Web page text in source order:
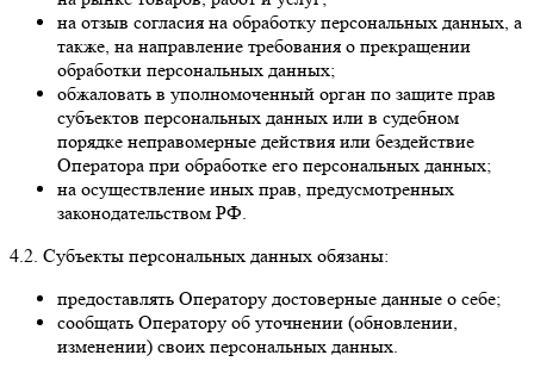
на отзыв согласия на обработку персональных данных, а
также, на направление требования о прекращении
обработки персональных данных;
обжаловать в уполномоченный орган по защите прав
субъектов персональных данных или в судебном
порядке неправомерные действия или бездействие
Оператора при обработке его персональных данных;
на осуществление иных прав, предусмотренных
законодательством РФ.
4.2. Субъекты персональных данных обязаны:
предоставлять Оператору достоверные данные о себе;
сообщать Оператору об уточнении (обновлении,
изменении) своих персональных данных.